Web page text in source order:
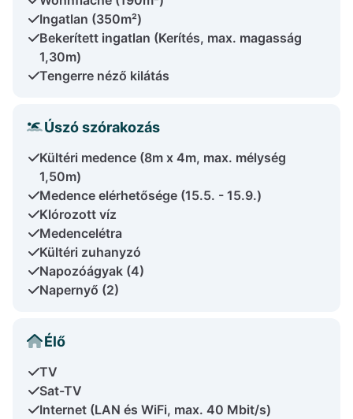
Ingatlan (350m²)
Bekerített ingatlan (Kerítés, max. magasság
1,30m)
Tengerre néző kilátás
Úszó szórakozás
Kültéri medence (8m x 4m, max. mélység
1,50m)
Medence elérhetősége (15.5. - 15.9.)
Klórozott víz
Medencelétra
Kültéri zuhanyzó
Napozóágyak (4)
Napernyő (2)
Élő
TV
Sat-TV
Internet (LAN és WiFi, max. 40 Mbit/s)